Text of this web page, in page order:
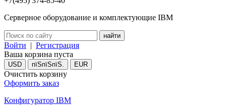
Серверное оборудование и комплектующие IBM
Войти | Регистрация
Ваша корзина пуста
USD пїЅпїЅпїЅ. EUR
Очистить корзину
Оформить заказ
Конфигуратор IBM